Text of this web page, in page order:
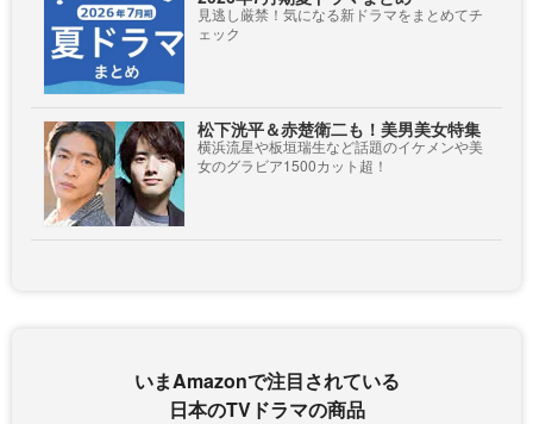
見逃し厳禁！気になる新ドラマをまとめてチ
ェック
松下洸平＆赤楚衛二も！美男美女特集
横浜流星や板垣瑞生など話題のイケメンや美
女のグラビア1500カット超！
いまAmazonで注目されている
日本のTVドラマの商品